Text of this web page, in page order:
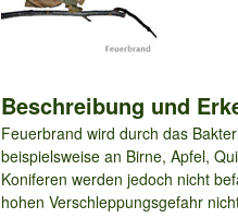
Beschreibung und
Feuerbrand wird durch das
beispielsweise an Birne, Apfel,
Koniferen werden jedoch nicht
hohen Verschleppungsgefahr